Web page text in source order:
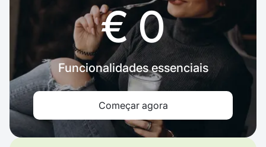
€ 0
Funcionalidades essenciais
Começar agora